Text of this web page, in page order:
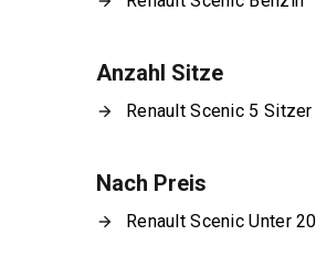
Anzahl Sitze
Renault Scenic 5 Sitzer
Nach Preis
Renault Scenic Unter